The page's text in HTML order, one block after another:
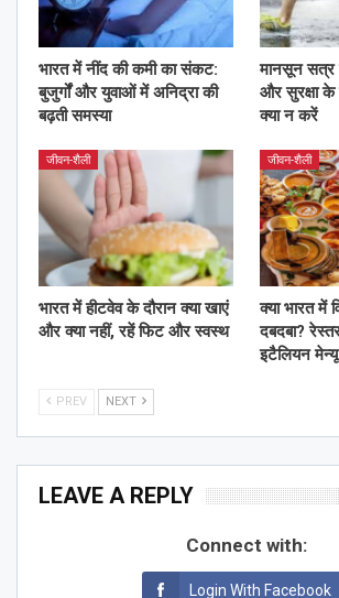
भारत में नींद की कमी का संकट:
बुजुर्गों और युवाओं में अनिद्रा की
बढ़ती समस्या
मानसून सत्र
और सुरक्षा
क्या न करें
जीवन-शैली
भारत में हीटवेव के दौरान क्या खाएं
और क्या नहीं, रहें फिट और स्वस्थ
जीवन-शैली
क्या भारत में
दबदबा?
इटैलियन
PREV NEXT
LEAVE A REPLY
Connect with:
Login With Facebook